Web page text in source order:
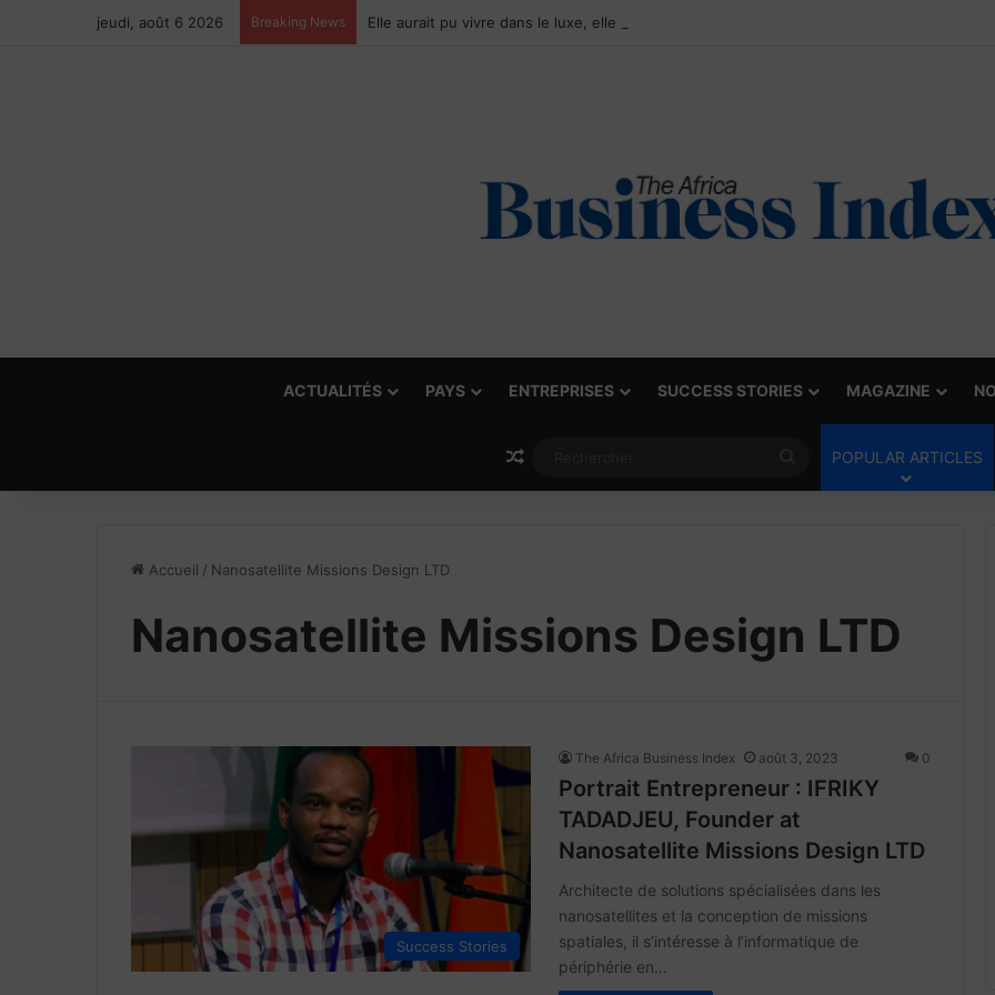
jeudi, août 6 2026 Breaking News
ACTUALITÉS PAYS ENTREPRISES SUCCESS STORIES MAGAZINE
Rechercher
POPULAR ARTICLES
Accueil / Nanosatellite Missions Design LTD
Nanosatellite Missions Design LTD
Success Stories
The Africa Business Index août 3, 2023 0
Portrait Entrepreneur : IFRIKY
TADADJEU, Founder at
Nanosatellite Missions Design LTD
Architecte de solutions spécialisées dans les
nanosatellites et la conception de missions
spatiales, il s’intéresse à l’informatique de
périphérie en…